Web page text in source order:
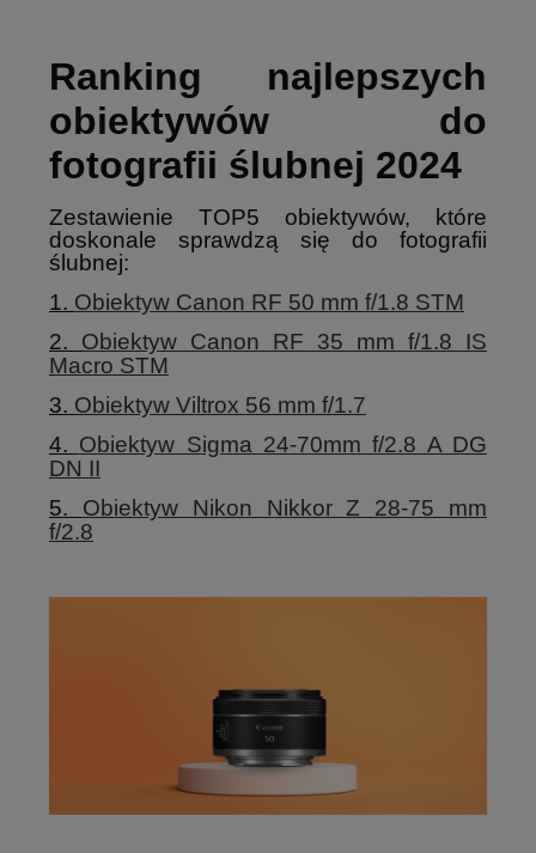
Ranking najlepszych
obiektywów do
fotografii ślubnej 2024
Zestawienie TOP5 obiektywów, które
doskonale sprawdzą się do fotografii
ślubnej:
1. Obiektyw Canon RF 50 mm f/1.8 STM
2. Obiektyw Canon RF 35 mm f/1.8 IS
Macro STM
3. Obiektyw Viltrox 56 mm f/1.7
4. Obiektyw Sigma 24-70mm f/2.8 A DG
DN II
5. Obiektyw Nikon Nikkor Z 28-75 mm
f/2.8